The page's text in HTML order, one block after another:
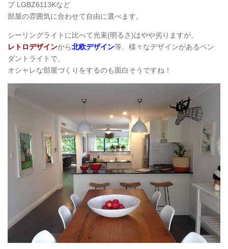
プ LGBZ6113Kなど
部屋の雰囲気に合わせて自由に選べます。
シーリングライトに比べて光束(明るさ)はやや劣りますが、
レトロデザインから北欧デザイン等、様々なデザインがあるペン
ダントライトで、
オシャレな部屋づくりをするのも面白そうですね！